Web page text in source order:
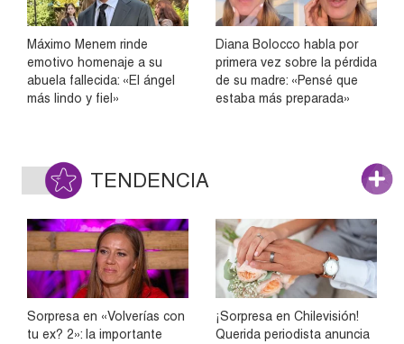
Máximo Menem rinde
emotivo homenaje a su
abuela fallecida: «El ángel
más lindo y fiel»
Diana Bolocco habla por
primera vez sobre la pérdida
de su madre: «Pensé que
estaba más preparada»
TENDENCIA
Sorpresa en «Volverías con
tu ex? 2»: la importante
¡Sorpresa en Chilevisión!
Querida periodista anuncia